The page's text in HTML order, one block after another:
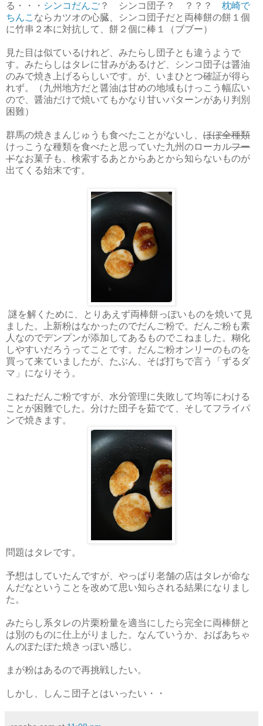
る・・・ シンコだんご ？ シンコ団子？ ？？？ 枕崎で
ちんこ ならカツオの心臓、シンコ団子だと両棒餅の餅１個
に竹串２本に対抗して、餅２個に棒１（ブブー）
見た目は似ているけれど、みたらし団子とも違うようで
す。みたらしはタレに甘みがあるけど、シンコ団子は醤油
のみで焼き上げるらしいです。が、いまひとつ確証が得ら
れず。（九州地方だと醤油は甘めの地域もけっこう幅広い
ので、醤油だけで焼いてもかなり甘いパターンがあり判別
困難）
群馬の焼きまんじゅうも食べたことがないし、 ほぼ全種類
けっこうな種類を食べたと思っていた九州のローカルフー
ドなお菓子も、検索するあとからあとから知らないものが
出てくる始末です。
謎を解くために、とりあえず両棒餅っぽいものを焼いて見
ました。上新粉はなかったのでだんご粉で。だんご粉も素
人なのでデンプンが添加してあるものでこねました。糊化
しやすいだろうってことです。だんご粉オンリーのものを
買って来ていましたが、たぶん、そば打ちで言う「ずるダ
マ」になりそう。
こねただんご粉ですが、水分管理に失敗して均等にわける
ことが困難でした。分けた団子を茹でて、そしてフライパ
ンで焼きます。
問題はタレです。
予想はしていたんですが、やっぱり老舗の店はタレが命な
んだなということを改めて思い知らされる結果になりまし
た。
みたらし系タレの片栗粉量を適当にしたら完全に両棒餅と
は別のものに仕上がりました。なんていうか、おばあちゃ
んのぽたぽた焼きっぽい感じ。
まが粉はあるので再挑戦したい。
しかし、しんこ団子とはいったい・・